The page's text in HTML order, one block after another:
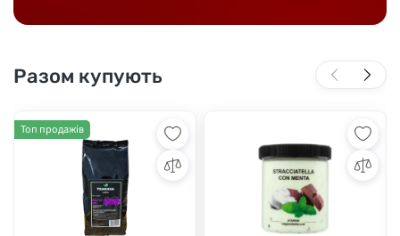
Разом купують
Топ продажів